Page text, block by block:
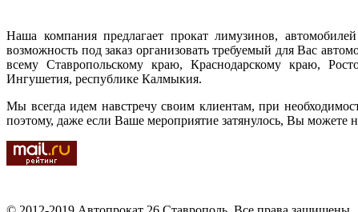
Наша компания предлагает прокат лимузинов,
возможность под заказ организовать требуемый для Вас
всему Ставропольскому краю, Краснодарскому краю,
Ингушетия, республике Калмыкия.
Мы всегда идем навстречу своим клиентам, при
поэтому, даже если Ваше мероприятие затянулось, Вы можете